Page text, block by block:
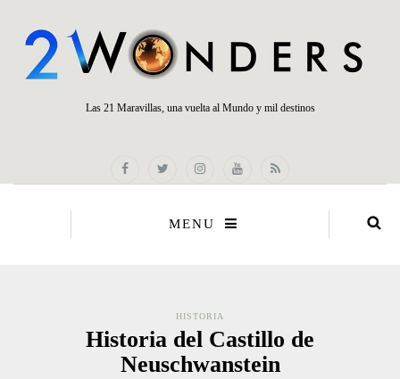
Las 21 Maravillas, una vuelta al Mundo y mil destinos
MENU
HISTORIA
Historia del Castillo de
Neuschwanstein